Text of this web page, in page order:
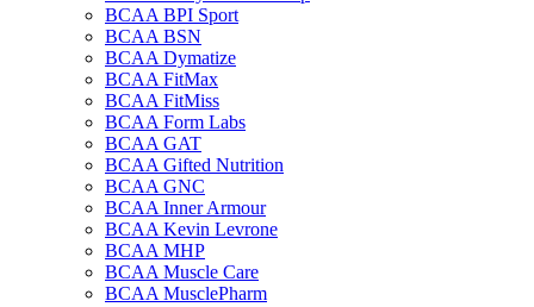
BCAA BPI Sport
BCAA BSN
BCAA Dymatize
BCAA FitMax
BCAA FitMiss
BCAA Form Labs
BCAA GAT
BCAA Gifted Nutrition
BCAA GNC
BCAA Inner Armour
BCAA Kevin Levrone
BCAA MHP
BCAA Muscle Care
BCAA MusclePharm